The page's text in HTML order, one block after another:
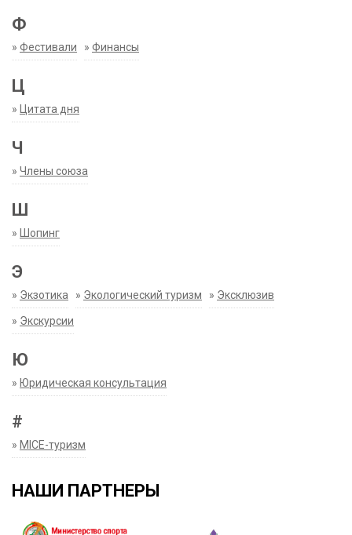
Ф
» Фестивали » Финансы
Ц
» Цитата дня
Ч
» Члены союза
Ш
» Шопинг
Э
» Экзотика » Экологический туризм » Эксклюзив
» Экскурсии
Ю
» Юридическая консультация
#
» MICE-туризм
НАШИ ПАРТНЕРЫ